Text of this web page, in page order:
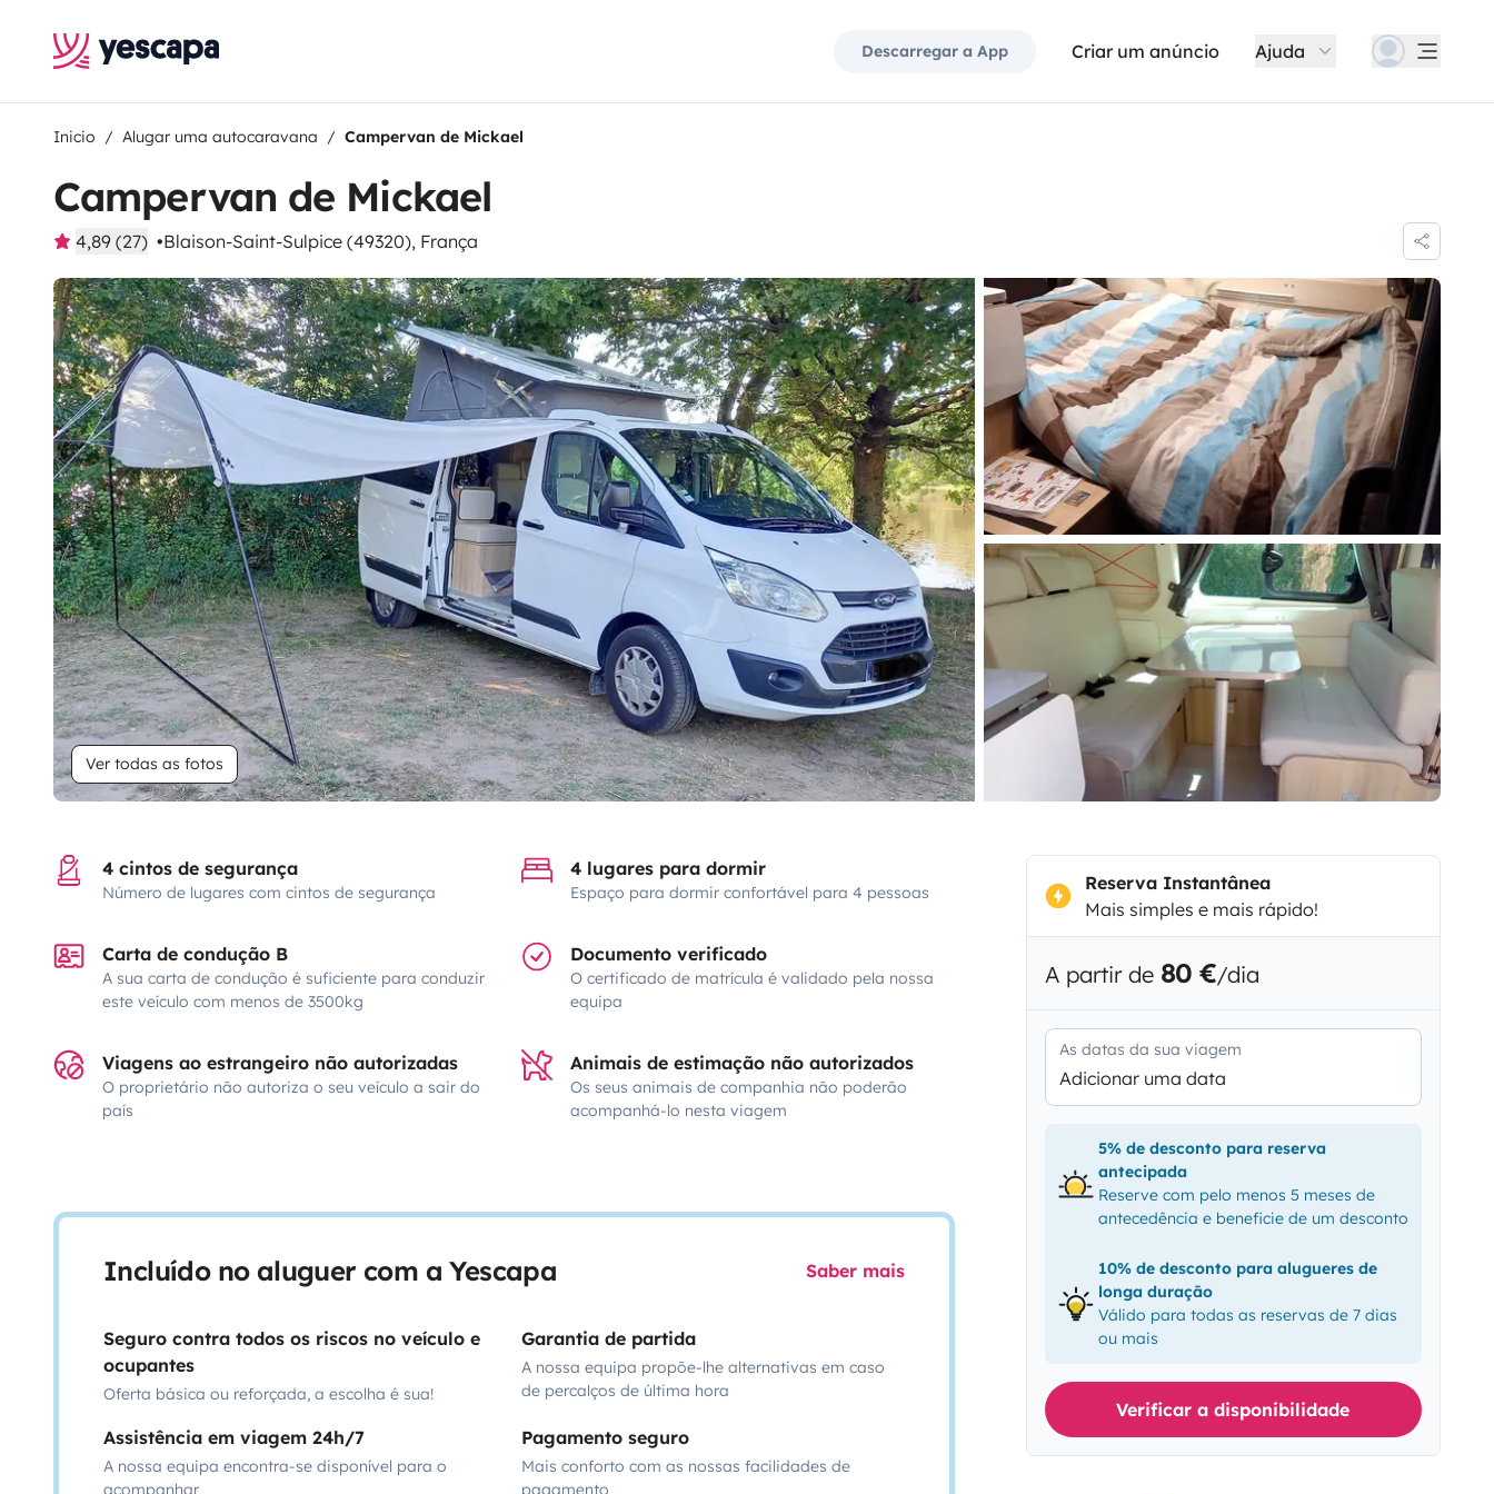
Descarregar a App Criar um anúncio Ajuda
Inicio Alugar uma autocaravana Campervan de Mickael
Campervan de Mickael
4,89 (27) Blaison-Saint-Sulpice (49320), França
Ver todas as fotos
4 cintos de segurança
Número de lugares com cintos de segurança
4 lugares para dormir
Espaço para dormir confortável para 4 pessoas
Carta de condução B
A sua carta de condução é suficiente para conduzir
este veículo com menos de 3500kg
Documento verificado
O certificado de matrícula é validado pela nossa
equipa
Viagens ao estrangeiro não autorizadas
O proprietário não autoriza o seu veículo a sair do
país
Animais de estimação não autorizados
Os seus animais de companhia não poderão
acompanhá-lo nesta viagem
Incluído no aluguer com a Yescapa Saber mais
Seguro contra todos os riscos no veículo e
ocupantes
Oferta básica ou reforçada, a escolha é sua!
Garantia de partida
A nossa equipa propõe-lhe alternativas em caso
de percalços de última hora
Assistência em viagem 24h/7
A nossa equipa encontra-se disponível para o
acompanhar
Pagamento seguro
Mais conforto com as nossas facilidades de
pagamento
Reserva Instantânea
Mais simples e mais rápido!
A partir de 80 €/dia
As datas da sua viagem
Adicionar uma data
5% de desconto para reserva
antecipada
Reserve com pelo menos 5 meses de
antecedência e beneficie de um desconto
10% de desconto para alugueres de
longa duração
Válido para todas as reservas de 7 dias
ou mais
Verificar a disponibilidade